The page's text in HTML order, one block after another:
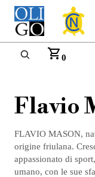
0
Flavio
FLAVIO MASON,
origine friulana.
appassionato di
umano, con le sue